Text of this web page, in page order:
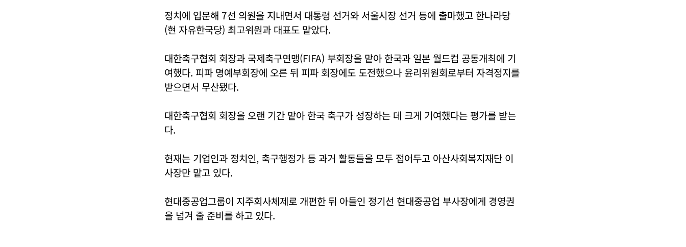
정치에 입문해 7선 의원을 지내면서 대통령 선거와 서울시장 선거 등에 출마했고 한나라당
(현 자유한국당) 최고위원과 대표도 맡았다.
대한축구협회 회장과 국제축구연맹(FIFA) 부회장을 맡아 한국과 일본 월드컵 공동개최에 기
여했다. 피파 명예부회장에 오른 뒤 피파 회장에도 도전했으나 윤리위원회로부터 자격정지를
받으면서 무산됐다.
대한축구협회 회장을 오랜 기간 맡아 한국 축구가 성장하는 데 크게 기여했다는 평가를 받는
다.
현재는 기업인과 정치인, 축구행정가 등 과거 활동들을 모두 접어두고 아산사회복지재단 이
사장만 맡고 있다.
현대중공업그룹이 지주회사체제로 개편한 뒤 아들인 정기선 현대중공업 부사장에게 경영권
을 넘겨 줄 준비를 하고 있다.